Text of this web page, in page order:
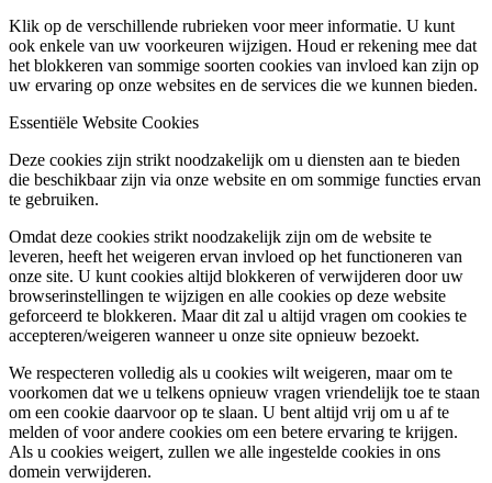
Klik op de verschillende rubrieken voor meer informatie. U kunt
ook enkele van uw voorkeuren wijzigen. Houd er rekening mee dat
het blokkeren van sommige soorten cookies van invloed kan zijn op
uw ervaring op onze websites en de services die we kunnen bieden.
Essentiële Website Cookies
Deze cookies zijn strikt noodzakelijk om u diensten aan te bieden
die beschikbaar zijn via onze website en om sommige functies ervan
te gebruiken.
Omdat deze cookies strikt noodzakelijk zijn om de website te
leveren, heeft het weigeren ervan invloed op het functioneren van
onze site. U kunt cookies altijd blokkeren of verwijderen door uw
browserinstellingen te wijzigen en alle cookies op deze website
geforceerd te blokkeren. Maar dit zal u altijd vragen om cookies te
accepteren/weigeren wanneer u onze site opnieuw bezoekt.
We respecteren volledig als u cookies wilt weigeren, maar om te
voorkomen dat we u telkens opnieuw vragen vriendelijk toe te staan
om een cookie daarvoor op te slaan. U bent altijd vrij om u af te
melden of voor andere cookies om een betere ervaring te krijgen.
Als u cookies weigert, zullen we alle ingestelde cookies in ons
domein verwijderen.